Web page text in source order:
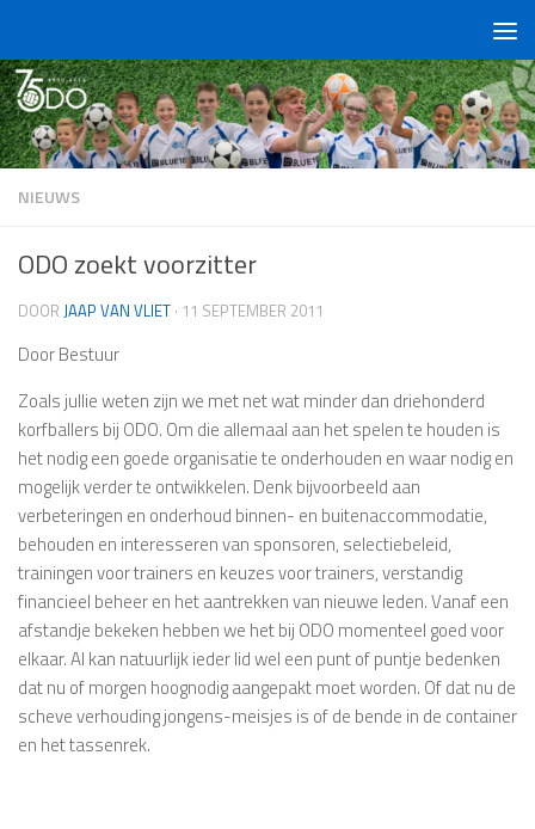
NIEUWS
ODO zoekt voorzitter
DOOR JAAP VAN VLIET · 11 SEPTEMBER 2011
Door Bestuur
Zoals jullie weten zijn we met net wat minder dan driehonderd
korfballers bij ODO. Om die allemaal aan het spelen te houden is
het nodig een goede organisatie te onderhouden en waar nodig en
mogelijk verder te ontwikkelen. Denk bijvoorbeeld aan
verbeteringen en onderhoud binnen- en buitenaccommodatie,
behouden en interesseren van sponsoren, selectiebeleid,
trainingen voor trainers en keuzes voor trainers, verstandig
financieel beheer en het aantrekken van nieuwe leden. Vanaf een
afstandje bekeken hebben we het bij ODO momenteel goed voor
elkaar. Al kan natuurlijk ieder lid wel een punt of puntje bedenken
dat nu of morgen hoognodig aangepakt moet worden. Of dat nu de
scheve verhouding jongens-meisjes is of de bende in de container
en het tassenrek.